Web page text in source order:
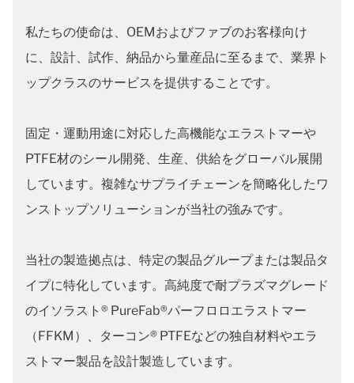
私たちの使命は、OEMおよびファブのお客様向け
に、設計、試作、納品から量産品に至るまで、業界ト
ップクラスのサービスを提供することです。
固定・運動用途に対応した高機能なエラストマーや
PTFE材のシール開発、生産、供給をグローバル展開
しています。複雑なサプライチェーンを簡略化したワ
ンストップソリューションが当社の強みです。
当社の製造拠点は、特定の製品グループまたは製品タ
イプに特化しています。高純度で耐プラズマグレード
のイソラスト® PureFab®パーフロロエラストマー
（FFKM）、ターコン® PTFEなどの独自材料やエラ
ストマー製品を設計製造しています。